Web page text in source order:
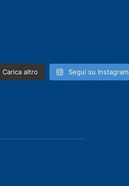
Carica altro Segui su Instagram